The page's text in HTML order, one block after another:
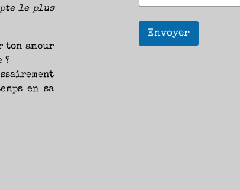
le plus
ton amour
?
en sa
Envoyer